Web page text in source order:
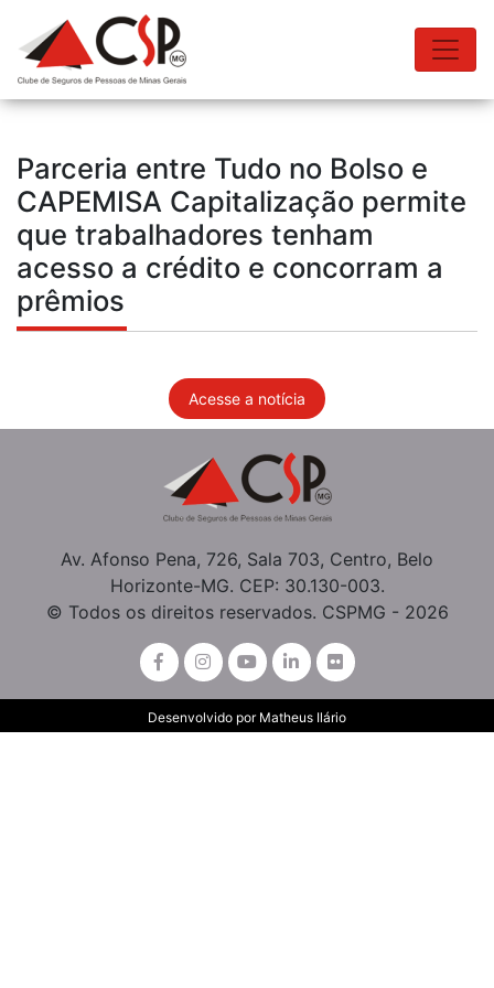
Parceria entre Tudo no Bolso e
CAPEMISA Capitalização permite
que trabalhadores tenham
acesso a crédito e concorram a
prêmios
Acesse a notícia
Av. Afonso Pena, 726, Sala 703, Centro, Belo
Horizonte-MG. CEP: 30.130-003.
© Todos os direitos reservados. CSPMG - 2026
Desenvolvido por Matheus Ilário